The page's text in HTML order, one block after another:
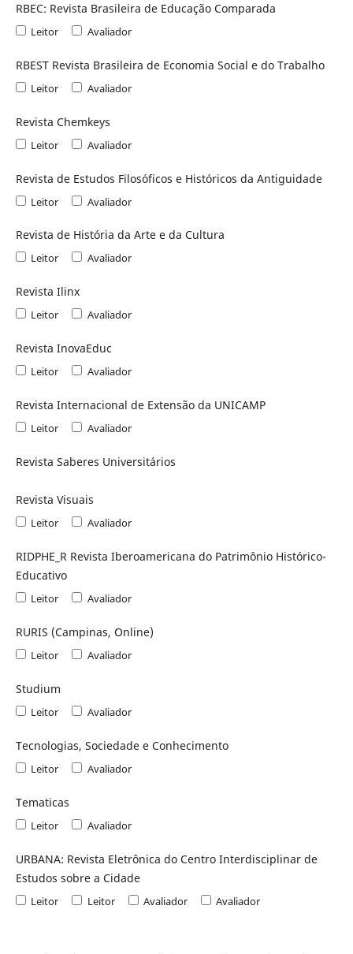
RBEC: Revista Brasileira de Educação Comparada
Leitor Avaliador
RBEST Revista Brasileira de Economia Social e do Trabalho
Leitor Avaliador
Revista Chemkeys
Leitor Avaliador
Revista de Estudos Filosóficos e Históricos da Antiguidade
Leitor Avaliador
Revista de História da Arte e da Cultura
Leitor Avaliador
Revista Ilinx
Leitor Avaliador
Revista InovaEduc
Leitor Avaliador
Revista Internacional de Extensão da UNICAMP
Leitor Avaliador
Revista Saberes Universitários
Revista Visuais
Leitor Avaliador
RIDPHE_R Revista Iberoamericana do Patrimônio Histórico-
Educativo
Leitor Avaliador
RURIS (Campinas, Online)
Leitor Avaliador
Studium
Leitor Avaliador
Tecnologias, Sociedade e Conhecimento
Leitor Avaliador
Tematicas
Leitor Avaliador
URBANA: Revista Eletrônica do Centro Interdisciplinar de
Estudos sobre a Cidade
Leitor Leitor Avaliador Avaliador